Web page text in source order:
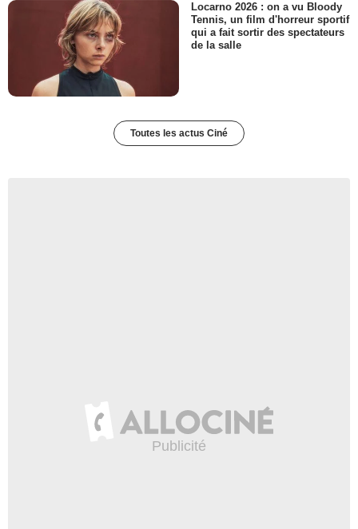
Locarno 2026 : on a vu Bloody
Tennis, un film d'horreur sportif
qui a fait sortir des spectateurs
de la salle
Toutes les actus Ciné